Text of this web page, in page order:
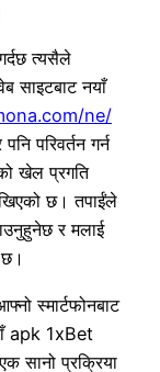
त्यसैले
साइटबाट नयाँ
ne/
परिवर्तन गर्न
खेल प्रगति
छ। तपाईंले
र मलाई
स्मार्टफोनबाट
apk 1xBet
सानो प्रक्रिया